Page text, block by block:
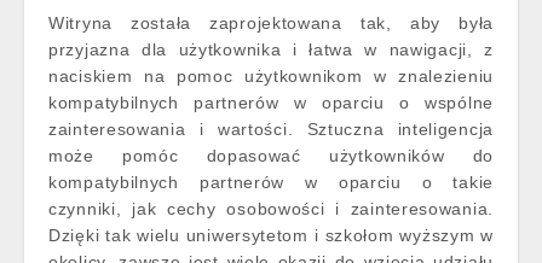
Witryna została zaprojektowana tak, aby była
przyjazna dla użytkownika i łatwa w nawigacji, z
naciskiem na pomoc użytkownikom w znalezieniu
kompatybilnych partnerów w oparciu o wspólne
zainteresowania i wartości. Sztuczna inteligencja
może pomóc dopasować użytkowników do
kompatybilnych partnerów w oparciu o takie
czynniki, jak cechy osobowości i zainteresowania.
Dzięki tak wielu uniwersytetom i szkołom wyższym w